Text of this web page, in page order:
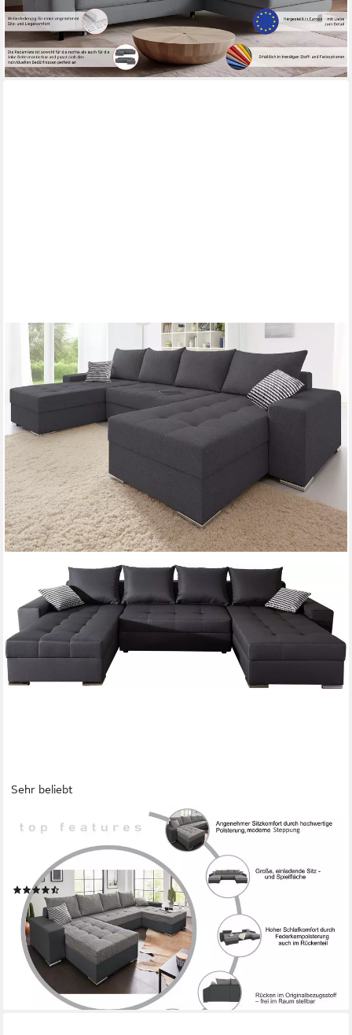
lieferbar - in 3-5 Werktagen bei dir
Sehr beliebt
COLLECTION AB
Wohnlandschaft Josy XL U-Form, Breite: 313 cm, Liegefl.
137x266 cm, Schlaffunktion, Bettkasten & 2 Zierkissen,
Federkern
(3463)
869,99 € UVP 1.129,00 €
-23%
lieferbar in 2 Wochen